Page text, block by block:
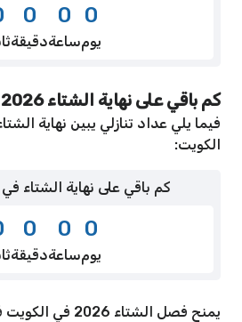
0
يوم
0
ساعة
0
دقيقة
كم باقي على نهاية الشتاء 2026 في الكويت
الكويت:
كم باقي على نهاية الشتاء في
0
يوم
0
ساعة
0
دقيقة
يمنح فصل الشتاء